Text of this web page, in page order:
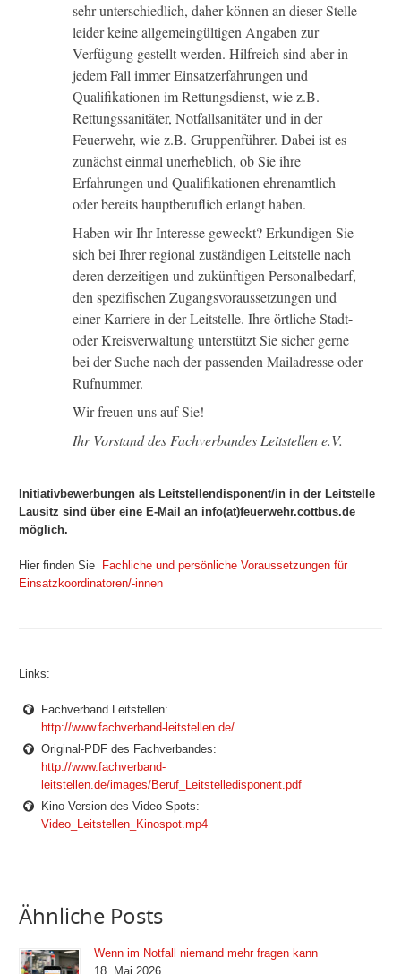
sehr unterschiedlich, daher können an dieser Stelle
leider keine allgemeingültigen Angaben zur
Verfügung gestellt werden. Hilfreich sind aber in
jedem Fall immer Einsatzerfahrungen und
Qualifikationen im Rettungsdienst, wie z.B.
Rettungssanitäter, Notfallsanitäter und in der
Feuerwehr, wie z.B. Gruppenführer. Dabei ist es
zunächst einmal unerheblich, ob Sie ihre
Erfahrungen und Qualifikationen ehrenamtlich
oder bereits hauptberuflich erlangt haben.
Haben wir Ihr Interesse geweckt? Erkundigen Sie
sich bei Ihrer regional zuständigen Leitstelle nach
deren derzeitigen und zukünftigen Personalbedarf,
den spezifischen Zugangsvoraussetzungen und
einer Karriere in der Leitstelle. Ihre örtliche Stadt-
oder Kreisverwaltung unterstützt Sie sicher gerne
bei der Suche nach der passenden Mailadresse oder
Rufnummer.
Wir freuen uns auf Sie!
Ihr Vorstand des Fachverbandes Leitstellen e.V.
Initiativbewerbungen als Leitstellendisponent/in in der Leitstelle
Lausitz sind über eine E-Mail an info(at)feuerwehr.cottbus.de
möglich.
Hier finden Sie
Fachliche und persönliche Voraussetzungen für
Einsatzkoordinatoren/-innen
Links:
Fachverband Leitstellen:
http://www.fachverband-leitstellen.de/
Original-PDF des Fachverbandes:
http://www.fachverband-
leitstellen.de/images/Beruf_Leitstelledisponent.pdf
Kino-Version des Video-Spots:
Video_Leitstellen_Kinospot.mp4
Ähnliche Posts
Wenn im Notfall niemand mehr fragen kann
18. Mai 2026